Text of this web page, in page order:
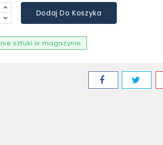
Dodaj Do Koszyka
sztuki w magazynie